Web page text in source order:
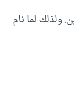
ولذلك لما نام